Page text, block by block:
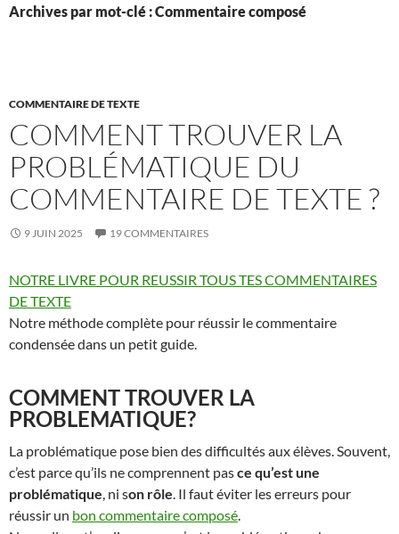
Archives par mot-clé : Commentaire composé
COMMENTAIRE DE TEXTE
COMMENT TROUVER LA
PROBLÉMATIQUE DU
COMMENTAIRE DE TEXTE ?
9 JUIN 2025 19 COMMENTAIRES
NOTRE LIVRE POUR REUSSIR TOUS TES COMMENTAIRES
DE TEXTE
Notre méthode complète pour réussir le commentaire
condensée dans un petit guide.
COMMENT TROUVER LA
PROBLEMATIQUE?
La problématique pose bien des difficultés aux élèves. Souvent,
c’est parce qu’ils ne comprennent pasce qu’est une
problématique, ni son rôle. Il faut éviter les erreurs pour
réussir un bon commentaire composé.